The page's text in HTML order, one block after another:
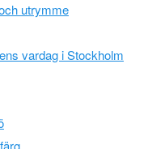
utrymme
vardag i Stockholm